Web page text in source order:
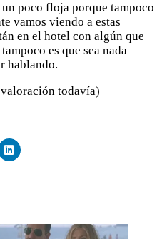
poco floja porque tampoco
vamos viendo a estas
en el hotel con algún que
es que sea nada
hablando.
todavía)